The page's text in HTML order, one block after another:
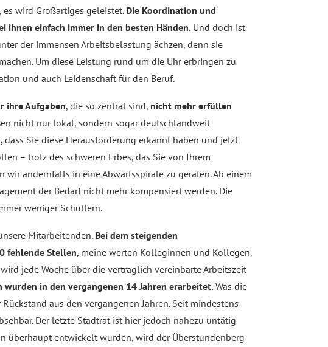
wird Großartiges geleistet. Die Koordination und
ihnen einfach immer in den besten Händen. Und doch ist
der immensen Arbeitsbelastung ächzen, denn sie
Um diese Leistung rund um die Uhr erbringen zu
und auch Leidenschaft für den Beruf.
ihre Aufgaben, die so zentral sind, nicht mehr erfüllen
nicht nur lokal, sondern sogar deutschlandweit
Sie diese Herausforderung erkannt haben und jetzt
– trotz des schweren Erbes, das Sie von Ihrem
wir andernfalls in eine Abwärtsspirale zu geraten. Ab einem
der Bedarf nicht mehr kompensiert werden. Die
weniger Schultern.
Mitarbeitenden. Bei dem steigenden
fehlende Stellen, meine werten Kolleginnen und Kollegen.
jede Woche über die vertraglich vereinbarte Arbeitszeit
in den vergangenen 14 Jahren erarbeitet.Was die
aus den vergangenen Jahren. Seit mindestens
Der letzte Stadtrat ist hier jedoch nahezu untätig
überhaupt entwickelt wurden, wird der Überstundenberg